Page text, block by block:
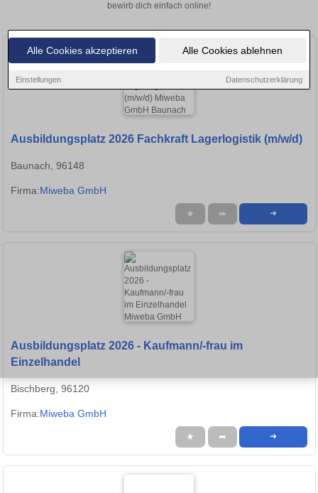
Alle Cookies akzeptieren Alle Cookies ablehnen
Einstellungen Datenschutzerklärung
bewirb dich einfach online!
Ausbildungsplatz 2026 Fachkraft Lagerlogistik (m/w/d)
Baunach, 96148
Firma:Miweba GmbH
★ ➦ ➜
Ausbildungsplatz 2026 - Kaufmann/-frau im
Einzelhandel
Bischberg, 96120
Firma:Miweba GmbH
★ ➦ ➜